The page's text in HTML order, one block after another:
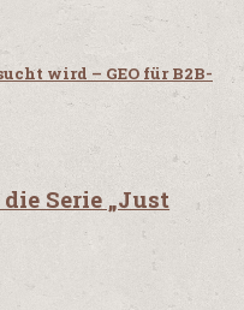
wird – GEO für B2B-
Serie „Just